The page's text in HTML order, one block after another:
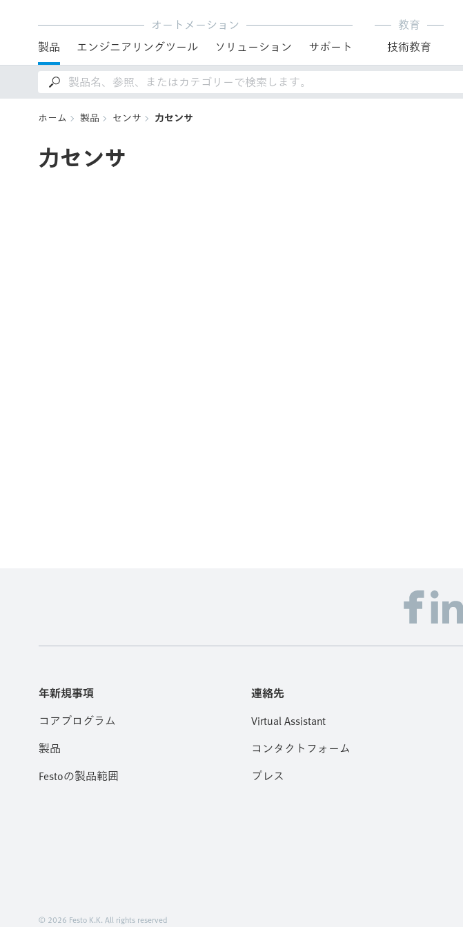
オートメーション
製品
エンジニアリングツール ソリューション サポート
教育
技術教育
ホーム 製品 センサ 力センサ
力センサ
年新規事項
コアプログラム
製品
Festoの製品範囲
連絡先
Virtual Assistant
コンタクトフォーム
プレス
© 2026 Festo K.K. All rights reserved